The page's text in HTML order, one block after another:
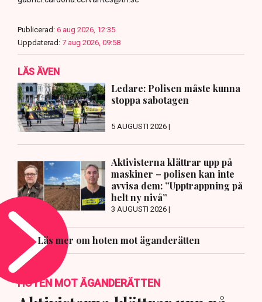
Publicerad: 6 aug 2026, 12:35
Uppdaterad: 7 aug 2026, 09:58
LÄS ÄVEN
Ledare: Polisen måste kunna
stoppa sabotagen
5 AUGUSTI 2026 |
Aktivisterna klättrar upp på
maskiner – polisen kan inte
avvisa dem: ”Upptrappning på
helt ny nivå”
3 AUGUSTI 2026 |
Läs mer om hoten mot äganderätten
HOTEN MOT ÄGANDERÄTTEN